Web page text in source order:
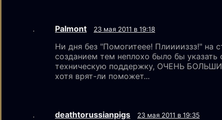
Palmont 23 мая 2011 в 19:18
Ни дня без "Помогитеее! Плииииззз!" на
созданием тем неплохо было бы указать
техническую поддержку, ОЧЕНЬ
хотя врят-ли поможет...
deathtorussianpigs 23 мая 2011 в 19:35